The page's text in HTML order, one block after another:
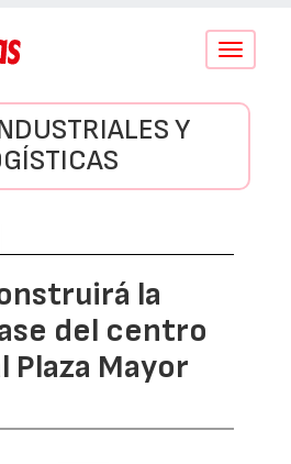
Conmutar
Y
la
del centro
Mayor